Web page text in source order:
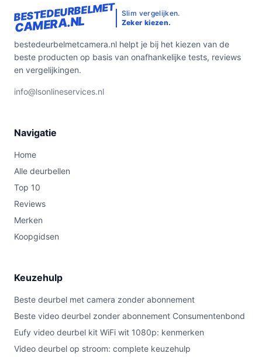
BESTEDEURBELMET
CAMERA.NL
Slim vergelijken.
Zeker kiezen.
bestedeurbelmetcamera.nl helpt je bij het kiezen van de
beste producten op basis van onafhankelijke tests, reviews
en vergelijkingen.
info@lsonlineservices.nl
Navigatie
Home
Alle deurbellen
Top 10
Reviews
Merken
Koopgidsen
Keuzehulp
Beste deurbel met camera zonder abonnement
Beste video deurbel zonder abonnement Consumentenbond
Eufy video deurbel kit WiFi wit 1080p: kenmerken
Video deurbel op stroom: complete keuzehulp